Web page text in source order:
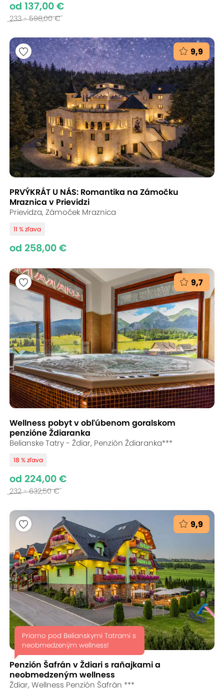
od 137,00 €
233 - 598,00 €
9,9
PRVÝKRÁT U NÁS: Romantika na Zámočku
Mraznica v Prievidzi
Prievidza, Zámoček Mraznica
11 % zľava
od 258,00 €
9,7
Wellness pobyt v obľúbenom goralskom
penzióne Ždiaranka
Belianske Tatry - Ždiar, Penzión Ždiaranka***
18 % zľava
od 224,00 €
232 - 632,50 €
9,9
Priamo pod Belianskymi Tatrami s
neobmedzeným wellness!
Penzión Šafrán v Ždiari s raňajkami a
neobmedzeným wellness
Ždiar, Wellness Penzión Šafrán ***